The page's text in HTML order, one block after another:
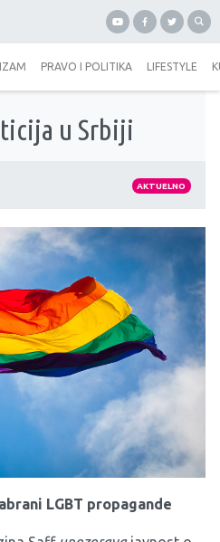
PRAVO I POLITIKA LIFESTYLE
u Srbiji
AKTUELNO
LGBT propagande